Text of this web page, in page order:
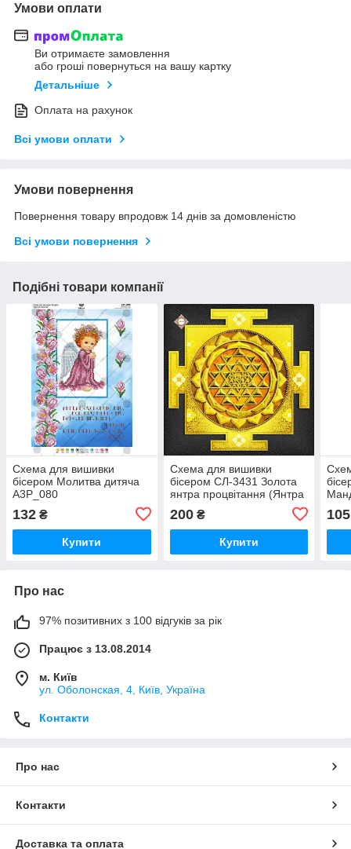
Умови оплати
Ви отримаєте замовлення
або гроші повернуться на вашу картку
Детальніше
Оплата на рахунок
Всі умови оплати
Умови повернення
Повернення товару впродовж 14 днів за домовленістю
Всі умови повернення
Подібні товари компанії
Схема для вишивки
бісером Молитва дитяча
А3Р_080
132 ₴
Купити
Схема для вишивки
бісером СЛ-3431 Золота
янтра процвітання (Янтра
200₴
Купити
105
Про нас
97% позитивних з 100 відгуків за рік
Працює з 13.08.2014
м. Київ
ул. Оболонская, 4, Київ, Україна
Контакти
Про нас
Контакти
Доставка та оплата